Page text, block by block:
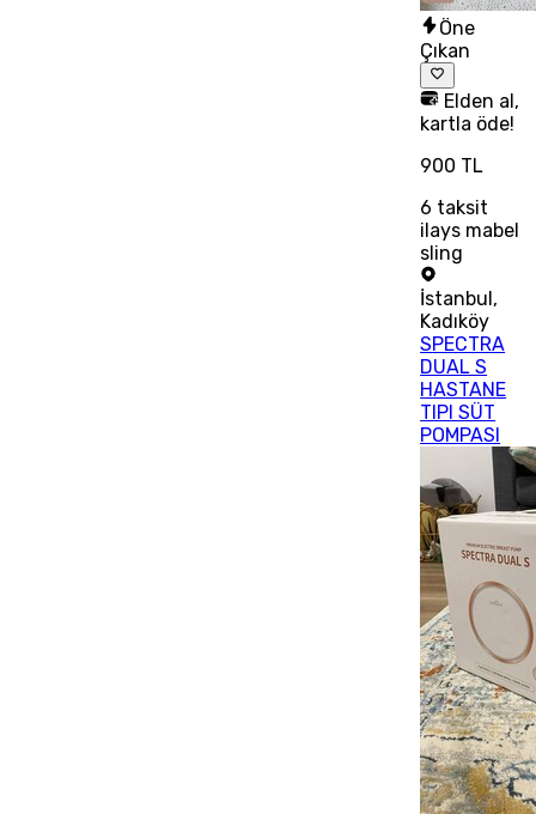
Öne
Çıkan
Elden al,
kartla öde!
900 TL
6 taksit
ilays mabel
sling
İstanbul ,
Kadıköy
SPECTRA
DUAL S
HASTANE
TIPI SÜT
POMPASI